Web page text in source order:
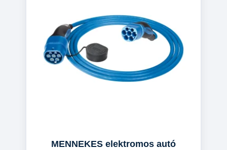
MENNEKES elektromos autó